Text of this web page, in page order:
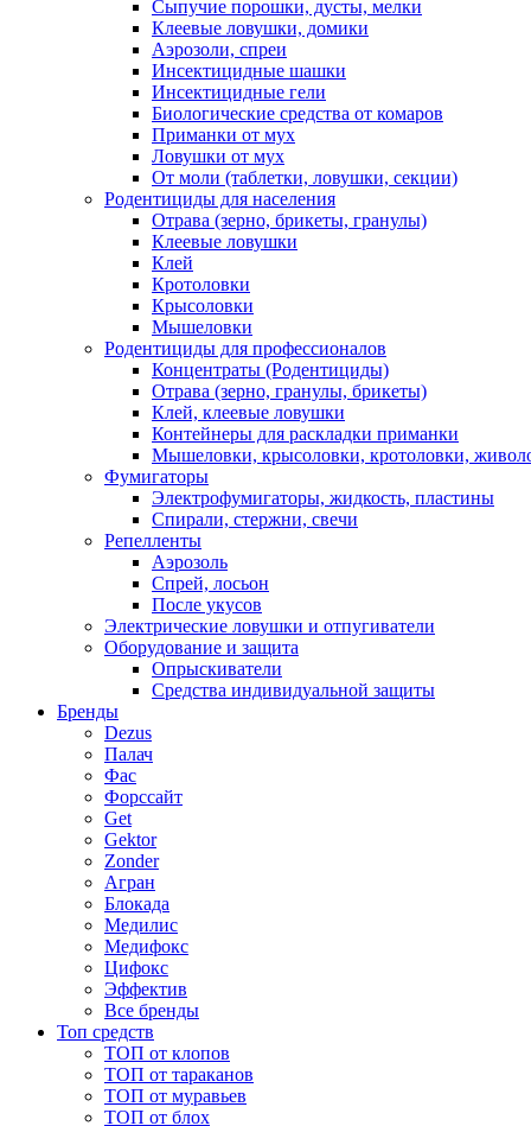
Сыпучие порошки, дусты, мелки
Клеевые ловушки, домики
Аэрозоли, спреи
Инсектицидные шашки
Инсектицидные гели
Биологические средства от комаров
Приманки от мух
Ловушки от мух
От моли (таблетки, ловушки, секции)
Родентициды для населения
Отрава (зерно, брикеты, гранулы)
Клеевые ловушки
Клей
Кротоловки
Крысоловки
Мышеловки
Родентициды для профессионалов
Концентраты (Родентициды)
Отрава (зерно, гранулы, брикеты)
Клей, клеевые ловушки
Контейнеры для раскладки приманки
Мышеловки, крысоловки, кротоловки,
Фумигаторы
Электрофумигаторы, жидкость, пластины
Спирали, стержни, свечи
Репелленты
Аэрозоль
Спрей, лосьон
После укусов
Электрические ловушки и отпугиватели
Оборудование и защита
Опрыскиватели
Средства индивидуальной защиты
Бренды
Dezus
Палач
Фас
Форcсайт
Get
Gektor
Zonder
Агран
Блокада
Медилис
Медифокс
Цифокс
Эффектив
Все бренды
Топ средств
ТОП от клопов
ТОП от тараканов
ТОП от муравьев
ТОП от блох